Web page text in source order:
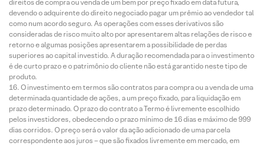
direitos de compra ou venda de um bem por preço fixado em data futura,
devendo o adquirente do direito negociado pagar um prêmio ao vendedor tal
como num acordo seguro. As operações com esses derivativos são
consideradas de risco muito alto por apresentarem altas relações de risco e
retorno e algumas posições apresentarem a possibilidade de perdas
superiores ao capital investido. A duração recomendada para o investimento
é de curto prazo e o patrimônio do cliente não está garantido neste tipo de
produto.
O investimento em termos são contratos para compra ou a venda de uma
determinada quantidade de ações, a um preço fixado, para liquidação em
prazo determinado. O prazo do contrato a Termo é livremente escolhido
pelos investidores, obedecendo o prazo mínimo de 16 dias e máximo de 999
dias corridos. O preço será o valor da ação adicionado de uma parcela
correspondente aos juros – que são fixados livremente em mercado, em